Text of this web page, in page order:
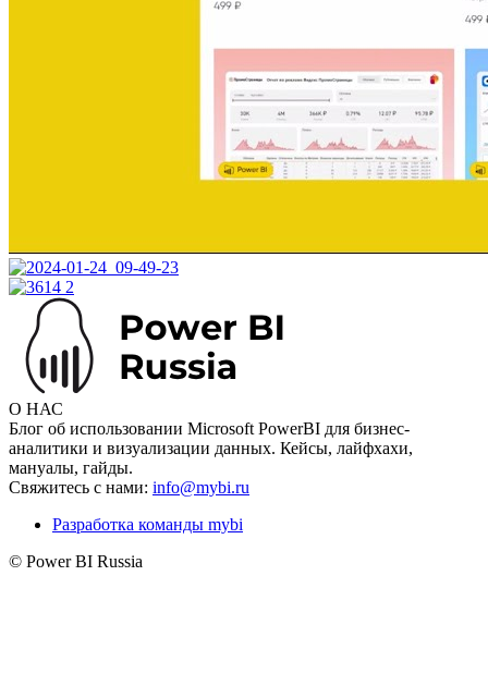
О НАС
Блог об использовании Microsoft PowerBI для бизнес-
аналитики и визуализации данных. Кейсы, лайфхахи,
мануалы, гайды.
Свяжитесь с нами: info@mybi.ru
Разработка команды mybi
© Power BI Russia